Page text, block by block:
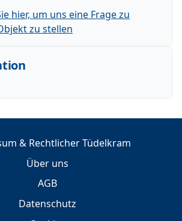
hier, um uns eine Frage zu
zu stellen
& Rechtlicher Tüdelkram
Über uns
AGB
Datenschutz